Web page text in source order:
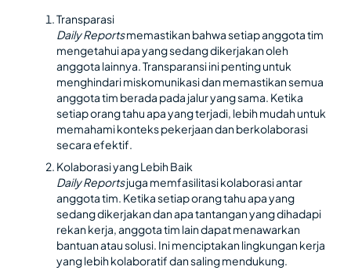
Transparasi
Daily Reportsmemastikan bahwa setiap anggota tim
mengetahui apa yang sedang dikerjakan oleh
anggota lainnya. Transparansi ini penting untuk
menghindari miskomunikasi dan memastikan semua
anggota tim berada pada jalur yang sama. Ketika
setiap orang tahu apa yang terjadi, lebih mudah untuk
memahami konteks pekerjaan dan berkolaborasi
secara efektif.
Kolaborasi yang Lebih Baik
Daily Reportsjuga memfasilitasi kolaborasi antar
anggota tim. Ketika setiap orang tahu apa yang
sedang dikerjakan dan apa tantangan yang dihadapi
rekan kerja, anggota tim lain dapat menawarkan
bantuan atau solusi. Ini menciptakan lingkungan kerja
yang lebih kolaboratif dan saling mendukung.